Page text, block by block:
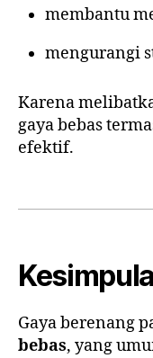
membantu
mengurangi
Karena
gaya bebas
efektif.
Gaya berenang
bebas, yang